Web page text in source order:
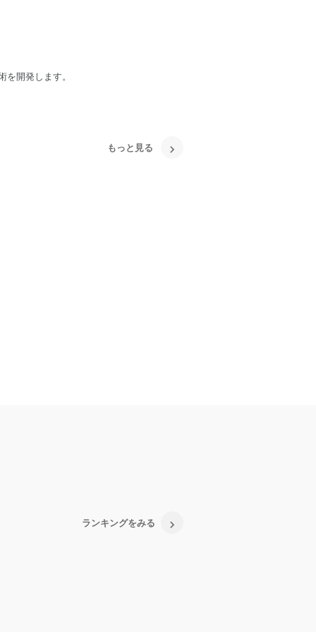
開発します。
もっと見る
ランキングをみる